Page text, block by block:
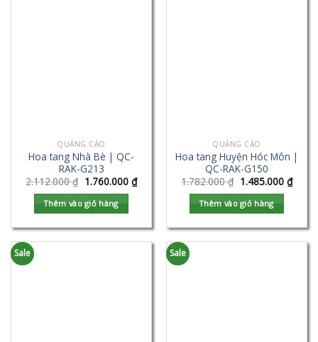
QUẢNG CÁO
Hoa tang Nhà Bè | QC-
RAK-G213
2.112.000₫ 1.760.000 ₫
Thêm vào giỏ hàng
QUẢNG CÁO
Hoa tang Huyện Hóc Môn |
QC-RAK-G150
1.782.000₫ 1.485.000 ₫
Thêm vào giỏ hàng
Sale Sale